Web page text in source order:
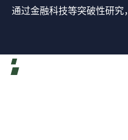
通过金融科技等突破性研